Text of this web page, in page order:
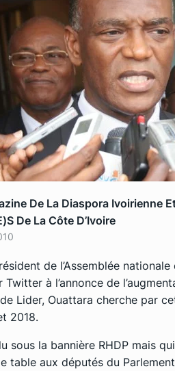
De La Diaspora Ivoirienne
De La Côte D’Ivoire
de l’Assemblée
Twitter à l’annonce de
Lider, Ouattara cherche par
2018.
sous la bannière RHDP mais
table aux députés du